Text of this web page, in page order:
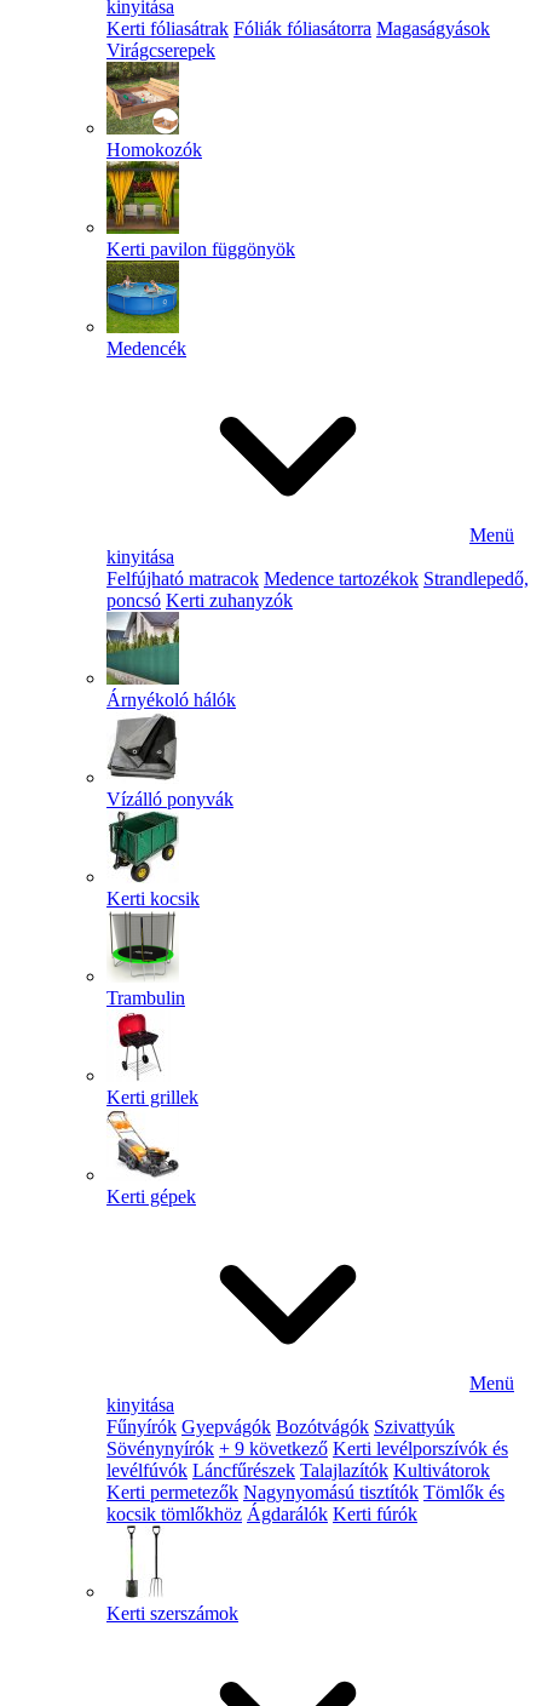
kinyitása
Kerti fóliasátrak Fóliák fóliasátorra Magaságyások
Virágcserepek
Homokozók
Kerti pavilon függönyök
Medencék
Menü
kinyitása
Felfújható matracok Medence tartozékok Strandlepedő,
poncsó Kerti zuhanyzók
Árnyékoló hálók
Vízálló ponyvák
Kerti kocsik
Trambulin
Kerti grillek
Kerti gépek
Menü
kinyitása
Fűnyírók Gyepvágók Bozótvágók Szivattyúk
Sövénynyírók + 9 következő Kerti levélporszívók és
levélfúvók Láncfűrészek Talajlazítók Kultivátorok
Kerti permetezők Nagynyomású tisztítók Tömlők és
kocsik tömlőkhöz Ágdarálók Kerti fúrók
Kerti szerszámok